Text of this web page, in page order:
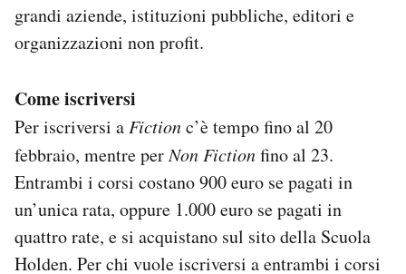
grandi aziende, istituzioni pubbliche, editori e
organizzazioni non profit.
Come iscriversi
Per iscriversi aFictionc’è tempo fino al 20
febbraio, mentre perNon Fictionfino al 23.
Entrambi i corsi costano 900 euro se pagati in
un’unica rata, oppure 1.000 euro se pagati in
quattro rate, e si acquistano sul sito della Scuola
Holden. Per chi vuole iscriversi a entrambi i corsi